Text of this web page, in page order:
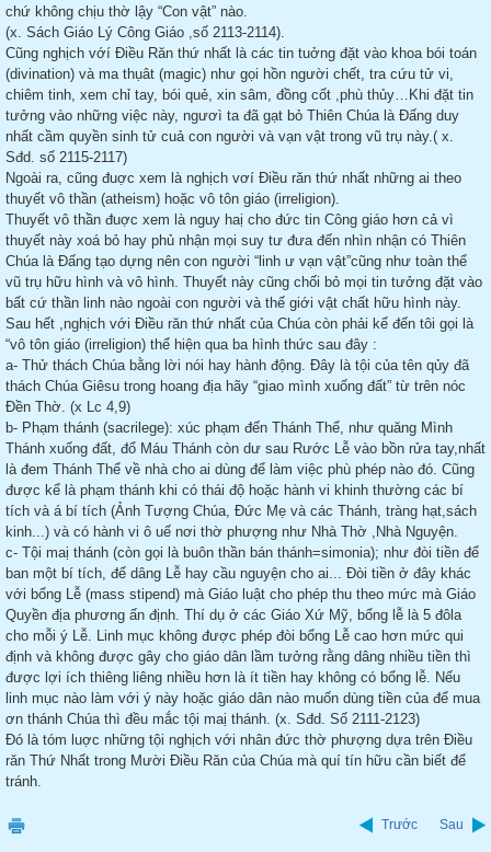
chứ không chịu thờ lậy “Con vật” nào.
(x. Sách Giáo Lý Công Giáo ,số 2113-2114).
Cũng nghịch vớí Điều Răn thứ nhất là các tin tuởng đặt vào khoa bói toán
(divination) và ma thụât (magic) như gọi hồn người chết, tra cứu tử vi,
chiêm tinh, xem chỉ tay, bói quẻ, xin sâm, đồng cốt ,phù thủy…Khi đặt tin
tưởng vào những việc này, ngươì ta đã gạt bỏ Thiên Chúa là Đấng duy
nhất cầm quyền sinh tử cuả con người và vạn vật trong vũ trụ này.( x.
Sđd. số 2115-2117)
Ngoài ra, cũng đuợc xem là nghịch vơí Điều răn thứ nhất những ai theo
thuyết vô thần (atheism) hoặc vô tôn giáo (irreligion).
Thuyết vô thần đuợc xem là nguy haị cho đức tin Công giáo hơn cả vì
thuyết này xoá bỏ hay phủ nhận mọi suy tư đưa đến nhìn nhận có Thiên
Chúa là Đấng tạo dựng nên con người “linh ư vạn vật”cũng như toàn thể
vũ trụ hữu hình và vô hình. Thuyết này cũng chối bỏ mọi tin tưởng đặt vào
bất cứ thần linh nào ngoài con người và thế giới vật chất hữu hình này.
Sau hết ,nghịch với Điều răn thứ nhất của Chúa còn phải kể đến tôi gọi là
“vô tôn giáo (irreligion) thể hiện qua ba hình thức sau đây :
a- Thử thách Chúa bằng lời nói hay hành động. Đây là tội của tên qủy đã
thách Chúa Giêsu trong hoang địa hãy “giao mình xuống đất” từ trên nóc
Đền Thờ. (x Lc 4,9)
b- Phạm thánh (sacrilege): xúc phạm đến Thánh Thể, như quăng Mình
Thánh xuống đất, đổ Máu Thánh còn dư sau Rước Lễ vào bồn rửa tay,nhất
là đem Thánh Thể về nhà cho ai dùng để làm việc phù phép nào đó. Cũng
được kể là phạm thánh khi có thái độ hoặc hành vi khinh thường các bí
tích và á bí tích (Ảnh Tượng Chúa, Đức Mẹ và các Thánh, tràng hạt,sách
kinh...) và có hành vi ô uế nơi thờ phượng như Nhà Thờ ,Nhà Nguyện.
c- Tội maị thánh (còn gọi là buôn thần bán thánh=simonia); như đòi tiền để
ban một bí tích, để dâng Lễ hay cầu nguyện cho ai... Đòi tiền ở đây khác
với bổng Lễ (mass stipend) mà Giáo luật cho phép thu theo mức mà Giáo
Quyền địa phương ấn định. Thí dụ ở các Giáo Xứ Mỹ, bổng lễ là 5 đôla
cho mỗi ý Lễ. Linh mục không được phép đòi bổng Lễ cao hơn mức qui
định và không được gây cho giáo dân lầm tưởng rằng dâng nhiều tiền thì
được lợi ích thiêng liêng nhiều hơn là ít tiền hay không có bổng lễ. Nếu
linh mục nào làm với ý này hoặc giáo dân nào muốn dùng tiền của để mua
ơn thánh Chúa thì đều mắc tội maị thánh. (x. Sđd. Số 2111-2123)
Đó là tóm luợc những tội nghịch với nhân đức thờ phượng dựa trên Điều
răn Thứ Nhất trong Mười Điều Răn của Chúa mà quí tín hữu cần biết để
tránh.
Trước Sau